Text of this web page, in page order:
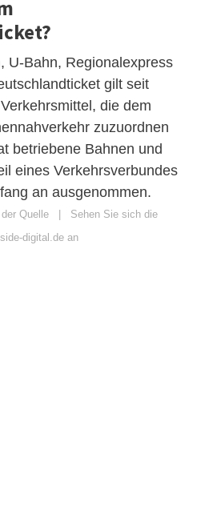
U-Bahn, Regionalexpress
gilt seit
die dem
zuzuordnen
betriebene Bahnen und
eines Verkehrsverbundes
an ausgenommen.
Quelle | Sehen Sie sich die
digital.de an